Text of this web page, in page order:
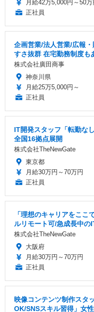
月給42万5,000円～50万
正社員
企画営業/法人営業/広報
すさ抜群 在宅勤務制度も
株式会社廣田商事
神奈川県
月給25万5,000円～
正社員
IT開発スタッフ「転勤な
全国16拠点展開
株式会社TheNewGate
東京都
月給30万円～70万円
正社員
「理想のキャリアをここ
ルリモート可/急成長中の
株式会社TheNewGate
大阪府
月給30万円～70万円
正社員
映像コンテンツ制作スタ
OK/SNSスキル習得」女